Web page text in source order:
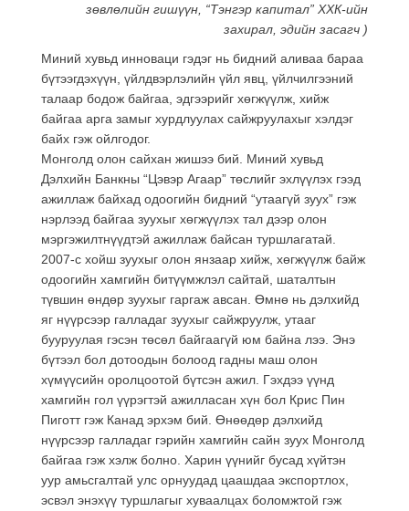
зөвлөлийн гишүүн, “Тэнгэр капитал” ХХК-ийн
захирал, эдийн засагч )
Миний хувьд инноваци гэдэг нь бидний аливаа бараа
бүтээгдэхүүн, үйлдвэрлэлийн үйл явц, үйлчилгээний
талаар бодож байгаа, эдгээрийг хөгжүүлж, хийж
байгаа арга замыг хурдлуулах сайжруулахыг хэлдэг
байх гэж ойлгодог.
Монголд олон сайхан жишээ бий. Миний хувьд
Дэлхийн Банкны “Цэвэр Агаар” төслийг эхлүүлэх гээд
ажиллаж байхад одоогийн бидний “утаагүй зуух” гэж
нэрлээд байгаа зуухыг хөгжүүлэх тал дээр олон
мэргэжилтнүүдтэй ажиллаж байсан туршлагатай.
2007-с хойш зуухыг олон янзаар хийж, хөгжүүлж байж
одоогийн хамгийн битүүмжлэл сайтай, шаталтын
түвшин өндөр зуухыг гаргаж авсан. Өмнө нь дэлхийд
яг нүүрсээр галладаг зуухыг сайжруулж, утааг
бууруулая гэсэн төсөл байгаагүй юм байна лээ. Энэ
бүтээл бол дотоодын болоод гадны маш олон
хүмүүсийн оролцоотой бүтсэн ажил. Гэхдээ үүнд
хамгийн гол үүрэгтэй ажилласан хүн бол Крис Пин
Пиготт гэж Канад эрхэм бий. Өнөөдөр дэлхийд
нүүрсээр галладаг гэрийн хамгийн сайн зуух Монголд
байгаа гэж хэлж болно. Харин үүнийг бусад хүйтэн
уур амьсгалтай улс орнуудад цаашдаа экспортлох,
эсвэл энэхүү туршлагыг хуваалцах боломжтой гэж